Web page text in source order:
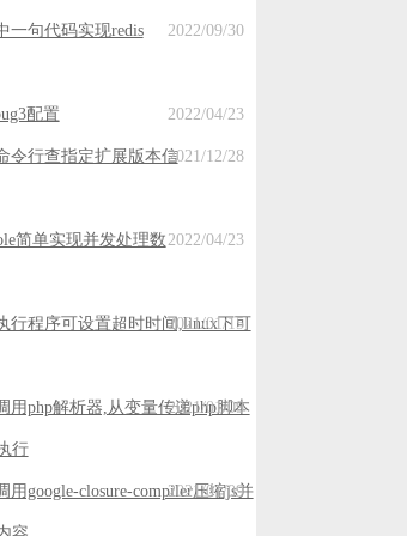
一句代码实现redis 2022/09/30
配置 2022/04/23
令行查指定扩展版本信2021/12/28
简单实现并发处理数 2022/04/23
行程序可设置超时时间,linux下可
2021/01/15
用php解析器,从变量传递php脚本
行
2021/01/09
用google-closure-compiler压缩js并
2021/01/09